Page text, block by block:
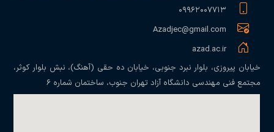
۰۹۹۶۲۰۰۷۷۱۳
Azadjec@gmail.com
azad.ac.ir
خیابان پیروزی، بلوار نبرد جنوبی، خیابان ده حقی (آهنگ)، نبش بلوار کوثر،
مجتمع فنی مهندسی دانشگاه آزاد تهران جنوب، ساختمان شماره ۶